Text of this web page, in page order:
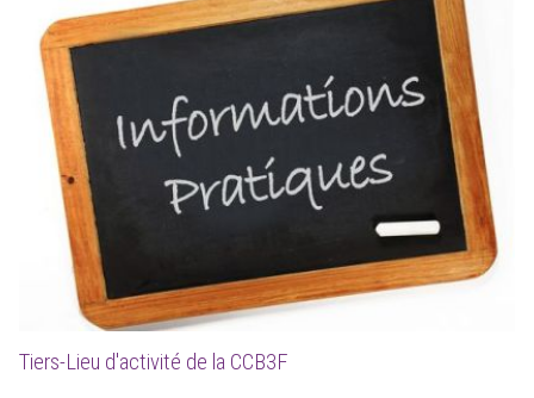
Tiers-Lieu d'activité de la CCB3F